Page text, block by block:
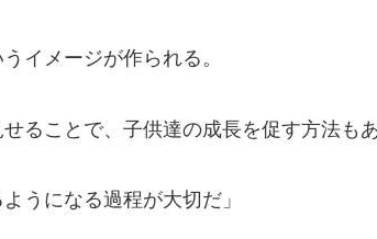
イメージが作られる。
ることで、子供達の成長を促す方法もあ
うになる過程が大切だ」